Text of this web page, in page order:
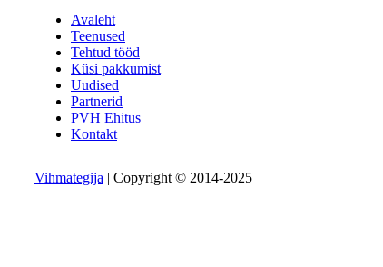
Avaleht
Teenused
Tehtud tööd
Küsi pakkumist
Uudised
Partnerid
PVH Ehitus
Kontakt
Vihmategija | Copyright © 2014-2025